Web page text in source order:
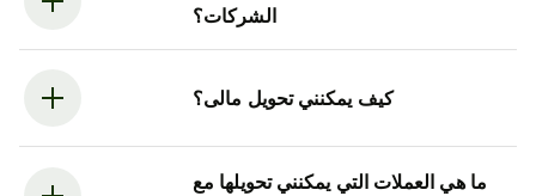
الشركات؟
كيف يمكنني تحويل مالى؟
ما هي العملات التي يمكنني تحويلها مع